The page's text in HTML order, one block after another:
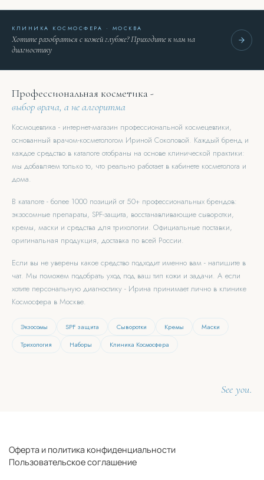
КЛИНИКА КОСМОСФЕРА · МОСКВА
Хотите разобраться с кожей глубже? Приходите к нам на
диагностику
Профессиональная косметика -
выбор врача, а не алгоритма
Космоцевтика - интернет-магазин профессиональной космецевтики,
основанный врачом-косметологом Ириной Соколовой. Каждый бренд и
каждое средство в каталоге отобраны на основе клинической практики:
мы добавляем только то, что реально работает в кабинете косметолога и
дома.
В каталоге - более 1000 позиций от 50+ профессиональных брендов:
экзосомные препараты, SPF-защита, восстанавливающие сыворотки,
кремы, маски и средства для трихологии. Официальные поставки,
оригинальная продукция, доставка по всей России.
Если вы не уверены какое средство подходит именно вам - напишите в
чат. Мы поможем подобрать уход под ваш тип кожи и задачи. А если
хотите персональную диагностику - Ирина принимает лично в клинике
Космосфера в Москве.
Экзосомы SPF защита Сыворотки Кремы
Маски
Трихология
Наборы Клиника Космосфера
See you.
Оферта и политика конфиденциальности
Пользовательское соглашение